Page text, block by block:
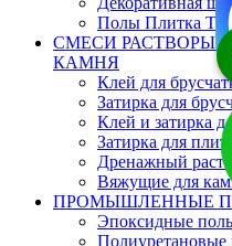
Полы Плитка
СМЕСИ РАСТВОРЫ
КАМНЯ
Клей для
Затирка для
Клей и затирка
Затирка для
Дренажный
Вяжущие для
ПРОМЫШЛЕННЫЕ
Эпоксидные